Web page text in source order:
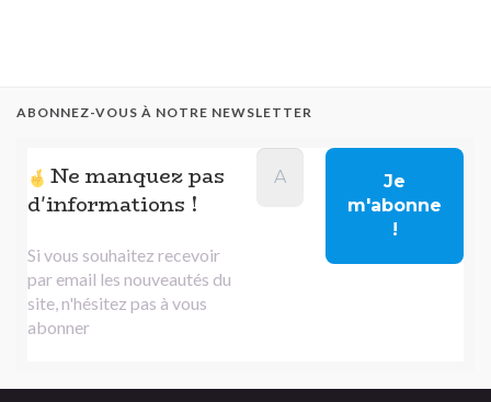
ABONNEZ-VOUS À NOTRE NEWSLETTER
Ne manquez pas
d'informations !
Si vous souhaitez recevoir
par email les nouveautés du
site, n'hésitez pas à vous
abonner